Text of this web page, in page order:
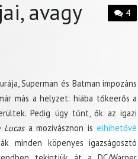
4
avagy
Superman és Batman impozáns
más a helyzet: hiába tőkeerős a
Pedig úgy tűnt, ők az igazi
Lucasa mozivásznon iselhihetővé
minden köpenyes igazságosztó